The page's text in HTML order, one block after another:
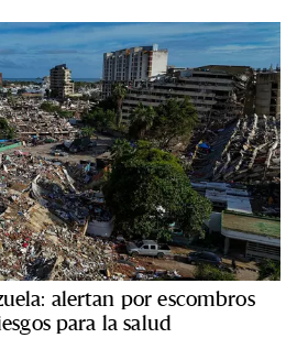
alertan por escombros
para la salud